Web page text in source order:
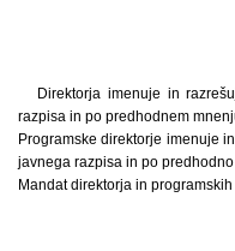
Direktorja imenuje in
razpisa in po predhodnem
Programske direktorje imenuje
javnega razpisa in po
Mandat direktorja in